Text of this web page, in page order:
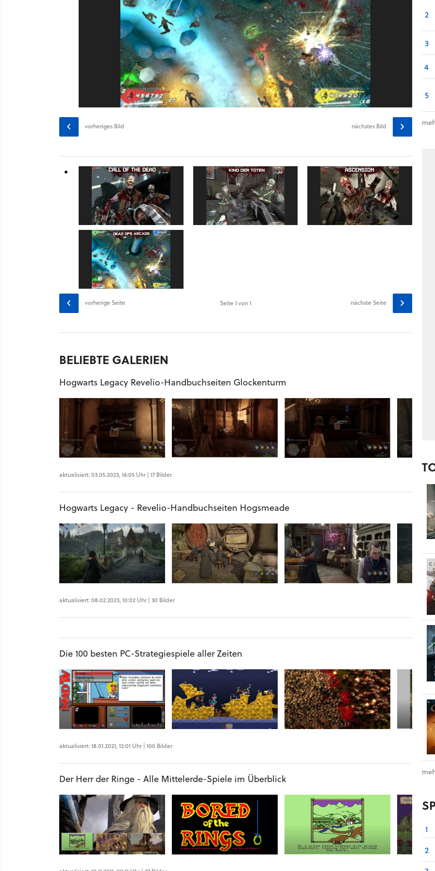
vorheriges Bild nächstesBild
vorherige Seite Seite 1 von 1 nächste Seite
BELIEBTE GALERIEN
Hogwarts Legacy Revelio-Handbuchseiten Glockenturm
aktualisiert: 03.05.2023, 16:05 Uhr | 17 Bilder
Hogwarts Legacy - Revelio-Handbuchseiten Hogsmeade
aktualisiert: 08.02.2023, 10:02 Uhr | 30 Bilder
Die 100 besten PC-Strategiespiele aller Zeiten
aktualisiert: 18.01.2021, 12:01 Uhr | 100 Bilder
Der Herr der Ringe - Alle Mittelerde-Spiele im Überblick
2
3
4
5
1
2